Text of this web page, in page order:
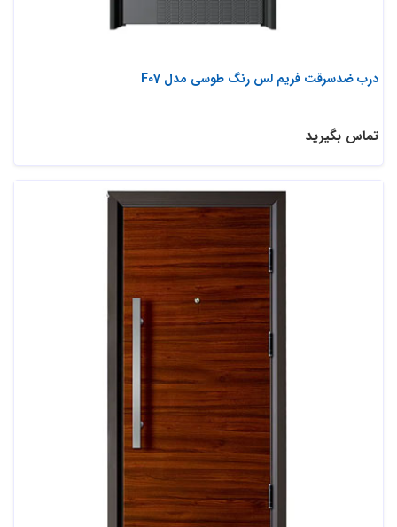
درب ضدسرقت فریم لس رنگ طوسی مدل F07
تماس بگیرید